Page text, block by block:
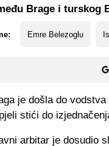
Emre Belezoglu
Brage i turskog
je došla do
stići do
arbitar je dosudio